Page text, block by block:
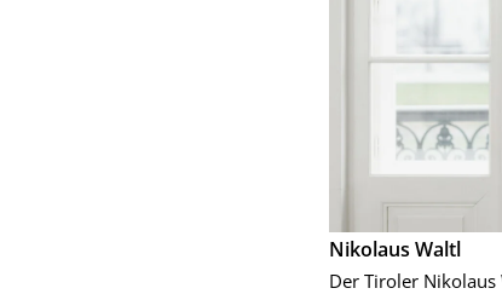
Nikolaus Waltl
Der Tiroler Nikolaus